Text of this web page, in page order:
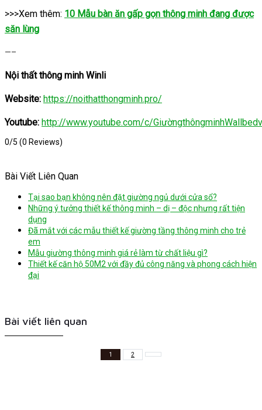
>>>Xem thêm: 10 Mẫu bàn ăn gấp gọn thông minh đang được
săn lùng
—–
Nội thất thông minh Winli
Website: https://noithatthongminh.pro/
Youtube: http://www.youtube.com/c/
0/5 (0 Reviews)
Bài Viết Liên Quan
Tại sao bạn không nên đặt giường ngủ dưới cửa sổ?
Những ý tưởng thiết kế thông minh – dị – độc nhưng rất tiện
dụng
Đã mắt với các mẫu thiết kế giường tầng thông minh cho trẻ
em
Mẫu giường thông minh giá rẻ làm từ chất liệu gì?
Thiết kế căn hộ 50M2 với đầy đủ công năng và phong cách hiện
đại
Bài viết liên quan
1 2